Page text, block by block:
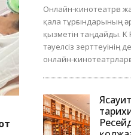
Онлайн-кинотеатрға
қала тұрғындарының
қызметін таңдайды.
тәуелсіз зерттеуінің
онлайн-